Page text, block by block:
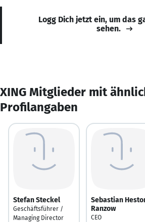
Logg Dich jetzt ein, um das
sehen.
XING Mitglieder mit
Profilangaben
Stefan Steckel
Geschäftsführer /
Managing Director
Sebastian
Ranzow
CEO